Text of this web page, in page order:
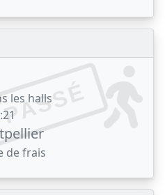
PASSÉ
les halls
de frais